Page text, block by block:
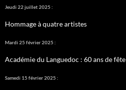
Jeudi 22 juillet 2025 :
Hommage à quatre artistes
Mardi 25 février 2025 :
Académie du Languedoc : 60 ans de fête
Samedi 15 février 2025 :